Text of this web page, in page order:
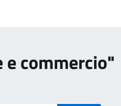
commercio"